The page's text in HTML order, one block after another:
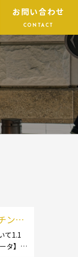
お問い合わせ
CONTACT
ンカ
格安
ー
て1.1
タ】